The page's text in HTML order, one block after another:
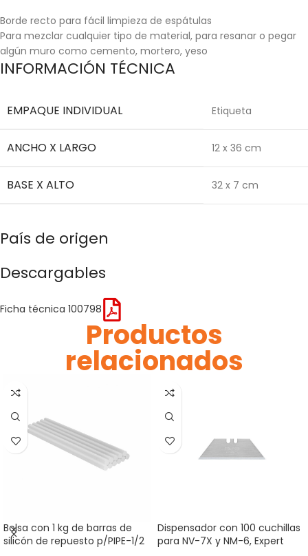
Borde recto para fácil limpieza de espátulas
Para mezclar cualquier tipo de material, para resanar o pegar
algún muro como cemento, mortero, yeso
INFORMACIÓN TÉCNICA
EMPAQUE INDIVIDUAL Etiqueta
ANCHO X LARGO 12 x 36 cm
BASE X ALTO 32 x 7 cm
País de origen
Descargables
Ficha técnica 100798
Productos
relacionados
Bolsa con 1 kg de barras de
silicón de repuesto p/PIPE-1/2
Dispensador con 100 cuchillas
para NV-7X y NM-6, Expert